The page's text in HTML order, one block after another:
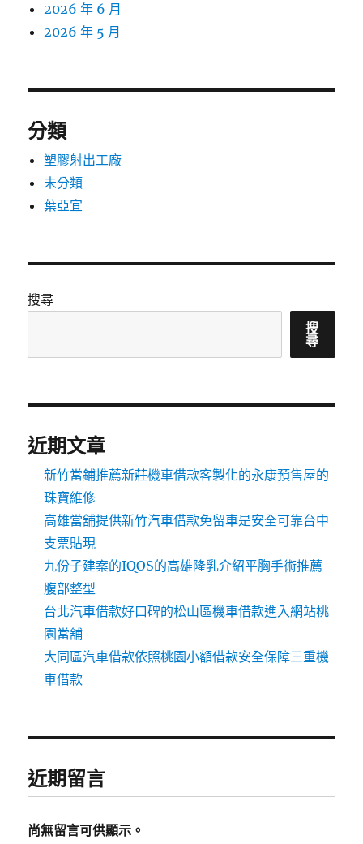
2026 年 6 月
2026 年 5 月
分類
塑膠射出工廠
未分類
葉亞宜
搜尋
搜
尋
近期文章
新竹當鋪推薦新莊機車借款客製化的永康預售屋的
珠寶維修
高雄當舖提供新竹汽車借款免留車是安全可靠台中
支票貼現
九份子建案的IQOS的高雄隆乳介紹平胸手術推薦
腹部整型
台北汽車借款好口碑的松山區機車借款進入網站桃
園當舖
大同區汽車借款依照桃園小額借款安全保障三重機
車借款
近期留言
尚無留言可供顯示。